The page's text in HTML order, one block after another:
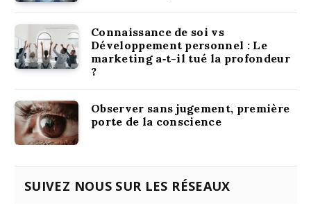
Connaissance de soi vs
Développement personnel : Le
marketing a‑t-il tué la profondeur
?
Observer sans jugement, première
porte de la conscience
SUIVEZ NOUS SUR LES RÉSEAUX